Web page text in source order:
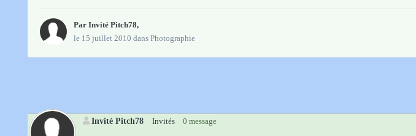
Par Invité Pitch78,
le 15 juillet 2010 dans Photographie
Invité Pitch78 Invités 0 message